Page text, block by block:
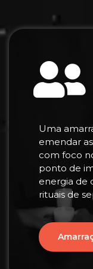
Uma
emendar
com foco
ponto de
energia de
rituais de